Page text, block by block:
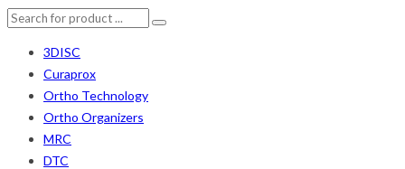
3DISC
Curaprox
Ortho Technology
Ortho Organizers
MRC
DTC